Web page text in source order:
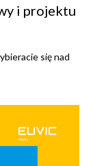
i projektu
się nad